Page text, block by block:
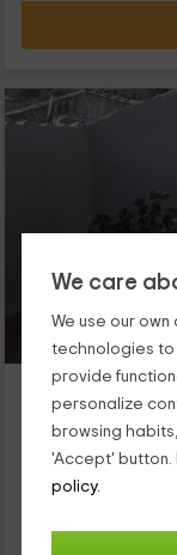
We care
We use our
technologies to
provide
personalize
browsing
'Accept' button.
policy.
Les Glycines -
Lagrasse, Aude
0
Per rooms